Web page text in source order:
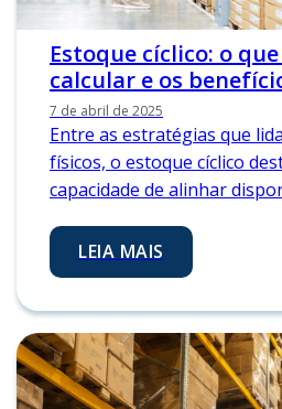
Estoque cíclico: o
calcular e os
7 de abril de 2025
Entre as estratégias que
físicos, o estoque cíclico
capacidade de alinhar
LEIA MAIS